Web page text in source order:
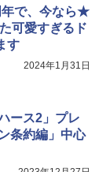
年で、今なら★
可愛すぎるド
す
2024年1月31日
ース2」プレ
条約編」中心